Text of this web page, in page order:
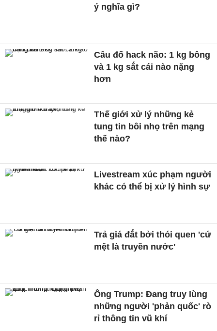
ý nghĩa gì?
Câu đố hack não: 1 kg bông
và 1 kg sắt cái nào nặng
hơn
Thế giới xử lý những kẻ
tung tin bôi nhọ trên mạng
thế nào?
Livestream xúc phạm người
khác có thể bị xử lý hình sự
Trả giá đắt bởi thói quen 'cứ
mệt là truyền nước'
Ông Trump: Đang truy lùng
những người 'phản quốc' rò
rỉ thông tin vũ khí